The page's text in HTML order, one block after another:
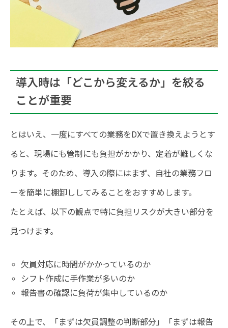
導入時は「どこから変えるか」を絞る
ことが重要
とはいえ、一度にすべての業務をDXで置き換えようとす
ると、現場にも管制にも負担がかかり、定着が難しくな
ります。そのため、導入の際にはまず、自社の業務フロ
ーを簡単に棚卸ししてみることをおすすめします。
たとえば、以下の観点で特に負担リスクが大きい部分を
見つけます。
欠員対応に時間がかかっているのか
シフト作成に手作業が多いのか
報告書の確認に負荷が集中しているのか
その上で、「まずは欠員調整の判断部分」「まずは報告